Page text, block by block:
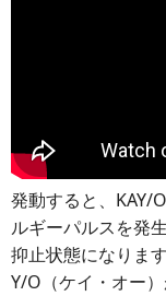
発動すると、KAY/
ルギーパルスを発
抑止状態になりま
Y/O（ケイ・オー